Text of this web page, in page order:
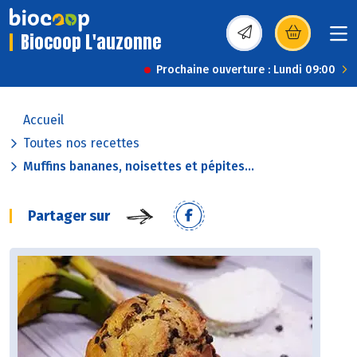
Biocoop L'auzonne (s’ouvre dans une
Prochaine ouverture : Lundi 09:00
Accueil
Toutes nos recettes
Muffins bananes, noisettes et pépites...
Partager sur